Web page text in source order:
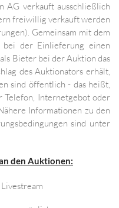
AG verkauft ausschließlich
freiwillig verkauft werden
Gemeinsam mit dem
bei der Einlieferung einen
Bieter bei der Auktion das
des Auktionators erhält,
sind öffentlich - das heißt,
Telefon, Internetgebot oder
Informationen zu den
sind unter
den Auktionen: